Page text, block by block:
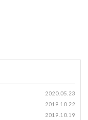
2020.05.23
2019.10.22
2019.10.19